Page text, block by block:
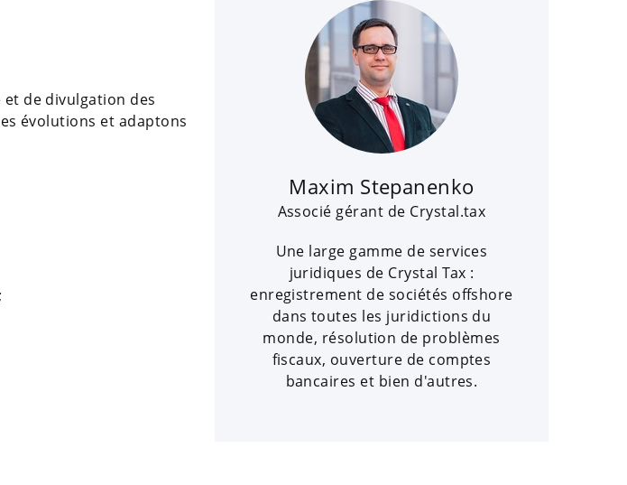
de divulgation des
évolutions et adaptons
Maxim Stepanenko
Associé gérant de Crystal.tax
Une large gamme de services
juridiques de Crystal Tax :
enregistrement de sociétés offshore
dans toutes les juridictions du
monde, résolution de problèmes
fiscaux, ouverture de comptes
bancaires et bien d'autres.